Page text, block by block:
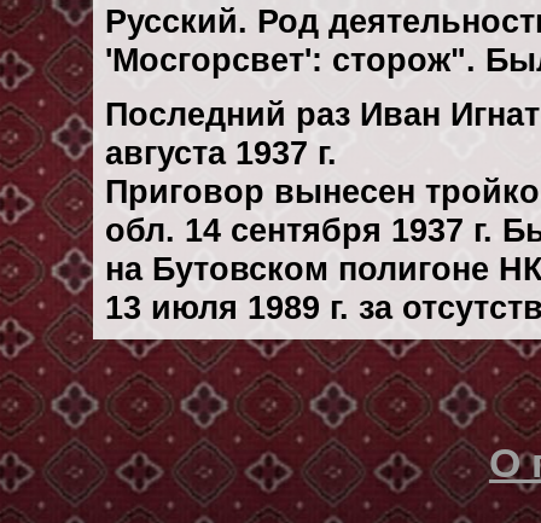
Русский. Род
'Мосгорсвет': сторож".
Последний раз Иван
августа 1937 г.
Приговор вынесен
обл. 14 сентября 1937 г.
на Бутовском полигоне
13 июля 1989 г. за
О